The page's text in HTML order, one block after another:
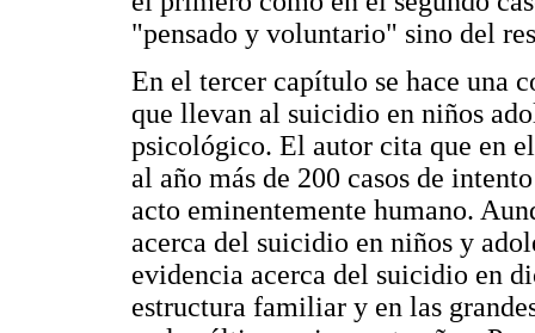
"pensado y voluntario" sino del
En el tercer capítulo se hace una
que llevan al suicidio en niños
psicológico. El autor cita que en
al año más de 200 casos de
acto eminentemente humano.
acerca del suicidio en niños y
evidencia acerca del suicidio en
estructura familiar y en las